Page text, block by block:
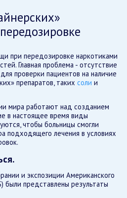
при передозировке наркотиками
Главная проблема - отсутствие
проверки пациентов на наличие
препаратов, таких соли и
мира работают над созданием
в настоящее время виды
чтобы больницы смогли
подходящего лечения в условиях
и экспозиции Американского
были представлены результаты